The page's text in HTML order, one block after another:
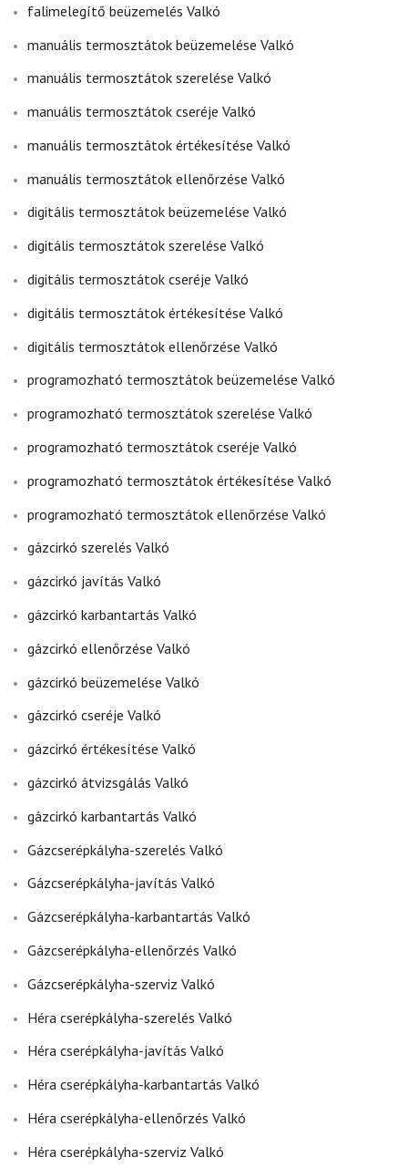
falimelegítő beüzemelés Valkó
manuális termosztátok beüzemelése Valkó
manuális termosztátok szerelése Valkó
manuális termosztátok cseréje Valkó
manuális termosztátok értékesítése Valkó
manuális termosztátok ellenőrzése Valkó
digitális termosztátok beüzemelése Valkó
digitális termosztátok szerelése Valkó
digitális termosztátok cseréje Valkó
digitális termosztátok értékesítése Valkó
digitális termosztátok ellenőrzése Valkó
programozható termosztátok beüzemelése Valkó
programozható termosztátok szerelése Valkó
programozható termosztátok cseréje Valkó
programozható termosztátok értékesítése Valkó
programozható termosztátok ellenőrzése Valkó
gázcirkó szerelés Valkó
gázcirkó javítás Valkó
gázcirkó karbantartás Valkó
gázcirkó ellenőrzése Valkó
gázcirkó beüzemelése Valkó
gázcirkó cseréje Valkó
gázcirkó értékesítése Valkó
gázcirkó átvizsgálás Valkó
gázcirkó karbantartás Valkó
Gázcserépkályha-szerelés Valkó
Gázcserépkályha-javítás Valkó
Gázcserépkályha-karbantartás Valkó
Gázcserépkályha-ellenőrzés Valkó
Gázcserépkályha-szerviz Valkó
Héra cserépkályha-szerelés Valkó
Héra cserépkályha-javítás Valkó
Héra cserépkályha-karbantartás Valkó
Héra cserépkályha-ellenőrzés Valkó
Héra cserépkályha-szerviz Valkó